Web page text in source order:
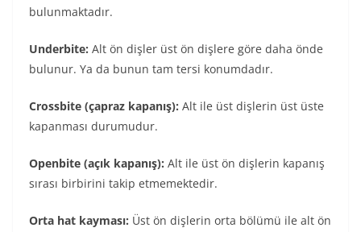
bulunmaktadır.
Underbite: Alt ön dişler üst ön dişlere göre daha önde
bulunur. Ya da bunun tam tersi konumdadır.
Crossbite (çapraz kapanış): Alt ile üst dişlerin üst üste
kapanması durumudur.
Openbite (açık kapanış): Alt ile üst ön dişlerin kapanış
sırası birbirini takip etmemektedir.
Orta hat kayması: Üst ön dişlerin orta bölümü ile alt ön